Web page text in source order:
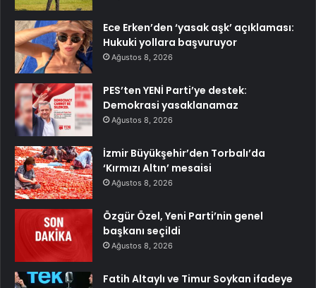
Ece Erken’den ‘yasak aşk’ açıklaması:
Hukuki yollara başvuruyor
Ağustos 8, 2026
PES’ten YENİ Parti’ye destek:
Demokrasi yasaklanamaz
Ağustos 8, 2026
İzmir Büyükşehir’den Torbalı’da
‘Kırmızı Altın’ mesaisi
Ağustos 8, 2026
Özgür Özel, Yeni Parti’nin genel
başkanı seçildi
Ağustos 8, 2026
Fatih Altaylı ve Timur Soykan ifadeye